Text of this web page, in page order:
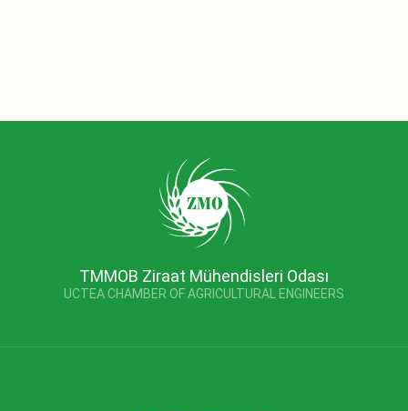
TMMOB Ziraat Mühendisleri Odası
UCTEA CHAMBER OF AGRICULTURAL ENGINEERS